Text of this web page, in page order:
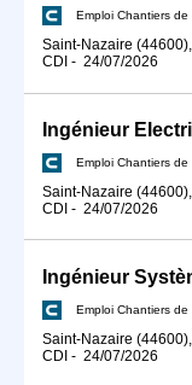
Emploi Chantiers de
Saint-Nazaire
CDI - 24/07/2026
Emploi Chantiers de
Saint-Nazaire
CDI - 24/07/2026
Emploi Chantiers de
Saint-Nazaire
CDI - 24/07/2026